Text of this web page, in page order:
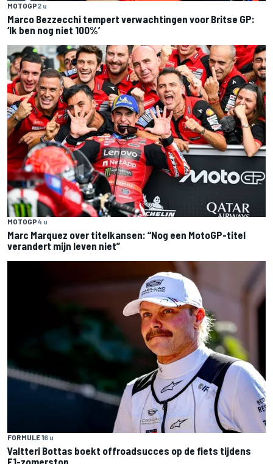
MOTOGP2 u
Marco Bezzecchi tempert verwachtingen voor Britse GP:
‘Ik ben nog niet 100%’
MOTOGP4 u
Marc Marquez over titelkansen: “Nog een MotoGP-titel
verandert mijn leven niet”
FORMULE 16 u
Valtteri Bottas boekt offroadsucces op de fiets tijdens